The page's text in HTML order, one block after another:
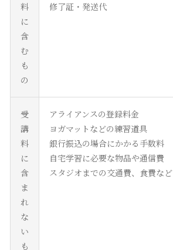
料
に
含
む
も
の
修了証・発送代
受
講
料
に
含
ま
れ
な
い
も
アライアンスの登録料金
ヨガマットなどの練習道具
銀行振込の場合にかかる手数料
自宅学習に必要な物品や通信費
スタジオまでの交通費、食費など